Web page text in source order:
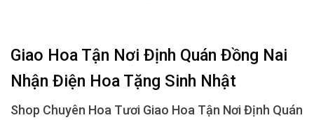
Giao Hoa Tận Nơi Định Quán Đồng Nai
Nhận Điện Hoa Tặng Sinh Nhật
Shop Chuyên Hoa Tươi Giao Hoa Tận Nơi Định Quán